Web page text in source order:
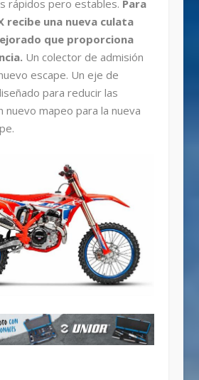
rápidos pero estables. Para
recibe una nueva culata
que proporciona
Un colector de admisión
escape. Un eje de
para reducir las
nuevo mapeo para la nueva